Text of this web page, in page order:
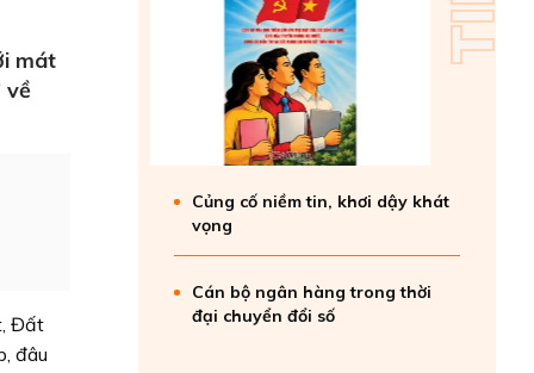
mát
về
Đất
đâu
Củng cố niềm tin, khơi dậy khát
vọng
Cán bộ ngân hàng trong thời
đại chuyển đổi số